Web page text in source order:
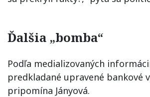
Ďalšia „bomba“
Podľa medializovaných
predkladané upravené bankové
pripomína Jányová.